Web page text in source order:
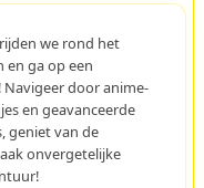
we rond het
en ga op een
door anime-
en geavanceerde
geniet van de
onvergetelijke